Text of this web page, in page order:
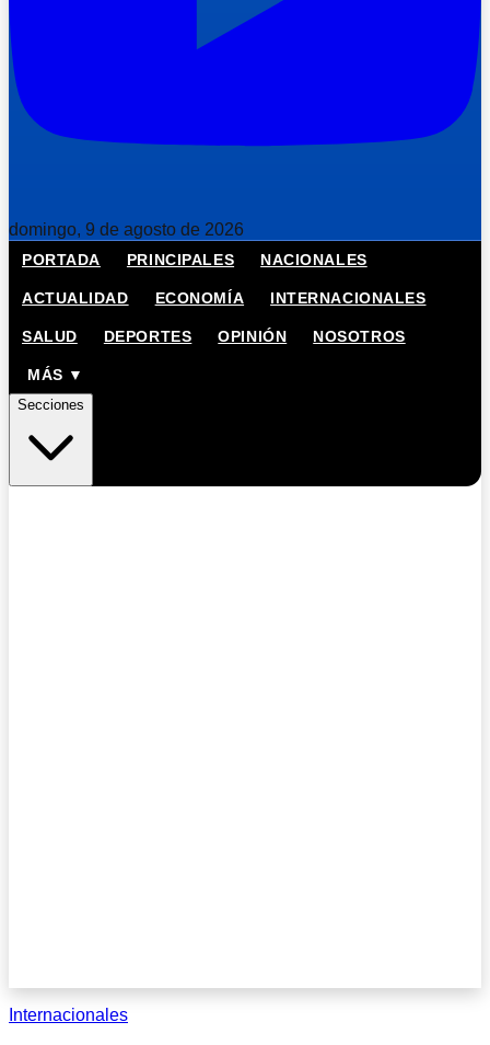
domingo, 9 de agosto de 2026
PORTADA PRINCIPALES NACIONALES
ACTUALIDAD ECONOMÍA INTERNACIONALES
SALUD DEPORTES OPINIÓN NOSOTROS
MÁS ▼
Secciones
Internacionales